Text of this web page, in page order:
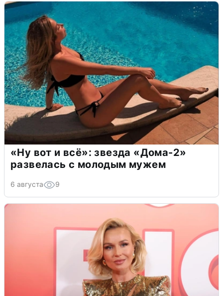
«Ну вот и всё»: звезда «Дома-2»
развелась с молодым мужем
6 августа 9